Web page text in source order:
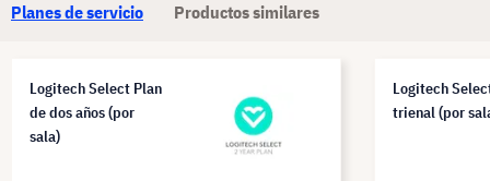
Planes de servicio Productos similares
Logitech Select Plan
de dos años (por
sala)
Logitech
trienal (por